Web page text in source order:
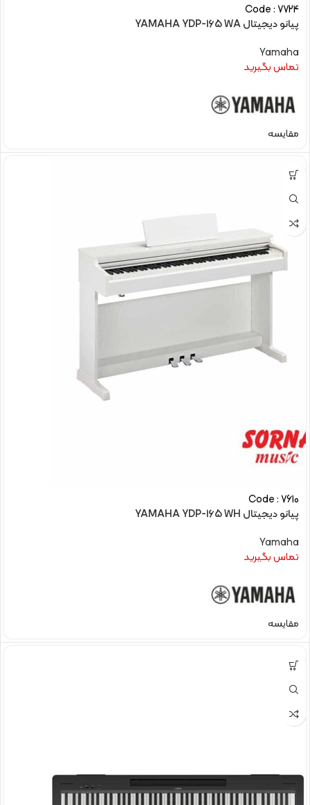
Code : 7724
پیانو دیجیتال YAMAHA YDP-165 WA
Yamaha
تماس بگیرید
مقایسه
Code : 7610
پیانو دیجیتال YAMAHA YDP-165 WH
Yamaha
تماس بگیرید
مقایسه